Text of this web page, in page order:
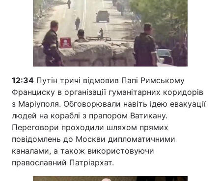
12:34 Путін тричі відмовив Папі Римському
Франциску в організації гуманітарних коридорів
з Маріуполя. Обговорювали навіть ідею евакуації
людей на кораблі з прапором Ватикану.
Переговори проходили шляхом прямих
повідомлень до Москви дипломатичними
каналами, а також використовуючи
православний Патріархат.